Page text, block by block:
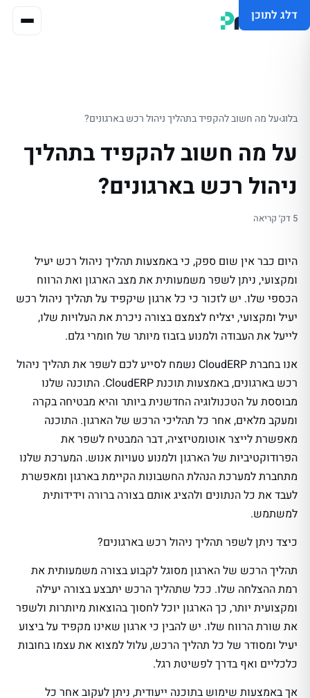
דלג לתוכן
בלוג›על מה חשוב להקפיד בתהליך ניהול רכש בארגונים?
על מה חשוב להקפיד בתהליך
ניהול רכש בארגונים?
5 דק׳ קריאה
היום כבר אין שום ספק, כי באמצעות תהליך ניהול רכש יעיל
ומקצועי, ניתן לשפר משמעותית את מצב הארגון ואת הרווח
הכספי שלו. יש לזכור כי כל ארגון שיקפיד על תהליך ניהול רכש
יעיל ומקצועי, יצליח לצמצם בצורה ניכרת את העלויות שלו,
לייעל את העבודה ולמנוע בזבוז מיותר של חומרי גלם.
אנו בחברת CloudERP נשמח לסייע לכם לשפר את תהליך ניהול
רכש בארגונים, באמצעות תוכנת CloudERP. התוכנה שלנו
מבוססת על הטכנולוגיה החדשנית ביותר והיא מבטיחה בקרה
ומעקב מלאים, אחר כל תהליכי הרכש של הארגון. התוכנה
מאפשרת לייצר אוטומטיזציה, דבר המבטיח לשפר את
הפרודוקטיביות של הארגון ולמנוע טעויות אנוש. המערכת שלנו
מתחברת למערכת הנהלת החשבונות הקיימת בארגון ומאפשרת
לעבד את כל הנתונים ולהציג אותם בצורה ברורה וידידותית
למשתמש.
כיצד ניתן לשפר תהליך ניהול רכש בארגונים?
תהליך הרכש של הארגון מסוגל לקבוע בצורה משמעותית את
רמת ההצלחה שלו. ככל שתהליך הרכש יתבצע בצורה יעילה
ומקצועית יותר, כך הארגון יוכל לחסוך בהוצאות מיותרות ולשפר
את שורת הרווח שלו. יש להבין כי ארגון שאינו מקפיד על ביצוע
יעיל ומסודר של כל תהליך הרכש, עלול למצוא את עצמו בחובות
כלכליים ואף בדרך לפשיטת רגל.
אך באמצעות שימוש בתוכנה ייעודית, ניתן לעקוב אחר כל